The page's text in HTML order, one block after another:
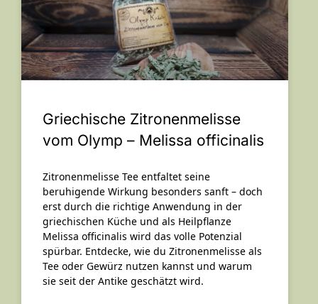
Griechische Zitronenmelisse
vom Olymp – Melissa officinalis
Zitronenmelisse Tee entfaltet seine
beruhigende Wirkung besonders sanft – doch
erst durch die richtige Anwendung in der
griechischen Küche und als Heilpflanze
Melissa officinalis wird das volle Potenzial
spürbar. Entdecke, wie du Zitronenmelisse als
Tee oder Gewürz nutzen kannst und warum
sie seit der Antike geschätzt wird.